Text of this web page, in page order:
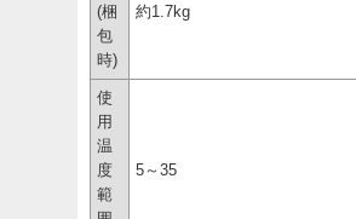
(梱
包
時)
約1.7kg
使
用
温
度
範
5～35